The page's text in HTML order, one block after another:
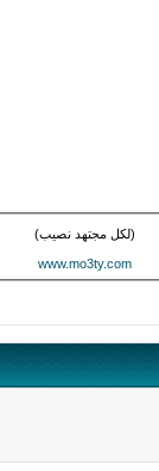
(لكل مجتهد نصيب)
www.mo3ty.com